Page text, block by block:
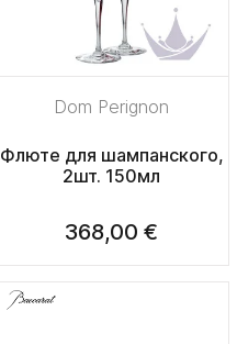
Dom Perignon
Флюте для шампанского,
2шт. 150мл
368,00 €